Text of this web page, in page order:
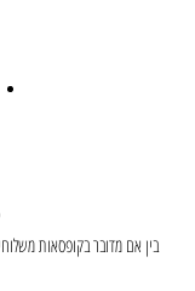
בין אם מדובר בקופסאות